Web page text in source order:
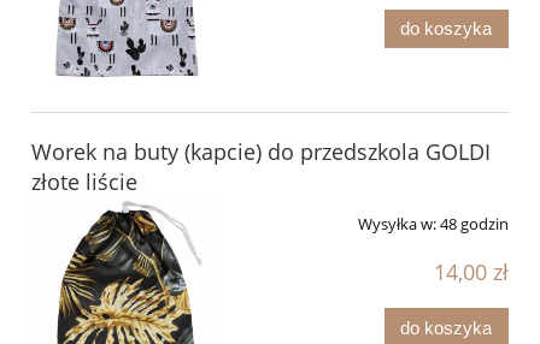
do koszyka
Worek na buty (kapcie) do przedszkola GOLDI
złote liście
Wysyłka w:48 godzin
14,00 zł
do koszyka